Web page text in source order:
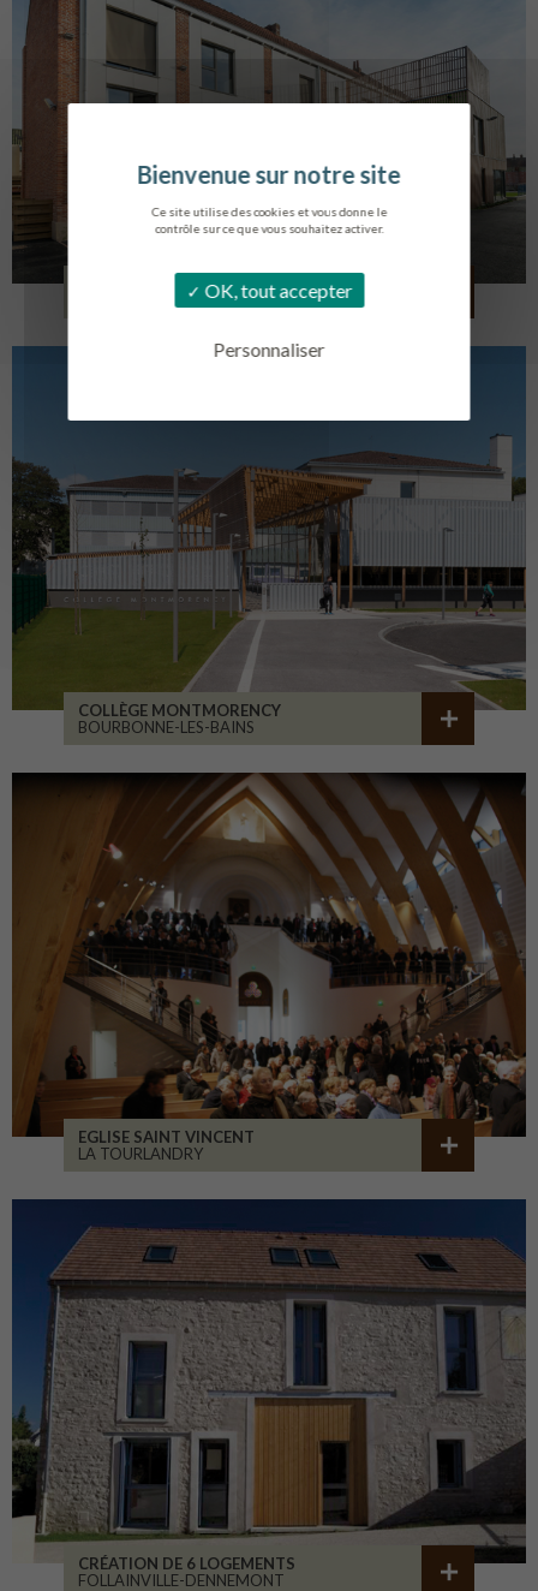
Ce site utilise des cookies et vous donne le
contrôle sur ce que vous souhaitez activer.
OK, tout accepter
Personnaliser
LOG. JEUNES TRAVAILLEURS
COLLÈGE MONTMORENCY
BOURBONNE-LES-BAINS
EGLISE SAINT VINCENT
LA TOURLANDRY
CRÉATION DE 6 LOGEMENTS
FOLLAINVILLE-DENNEMONT